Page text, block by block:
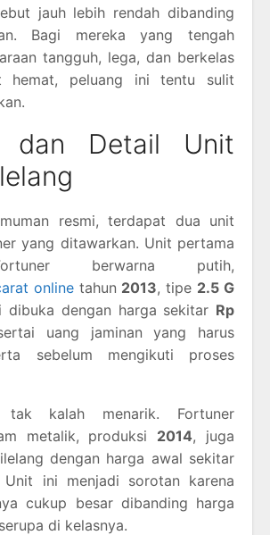
jauh lebih rendah dibanding
Bagi mereka yang tengah
tangguh, lega, dan berkelas
hemat, peluang ini tentu sulit
dan Detail Unit
resmi, terdapat dua unit
yang ditawarkan. Unit pertama
berwarna putih,
onlinetahun 2013, tipe 2.5 G
dibuka dengan harga sekitar Rp
uang jaminan yang harus
sebelum mengikuti proses
kalah menarik. Fortuner
metalik, produksi 2014, juga
dengan harga awal sekitar
Unit ini menjadi sorotan karena
cukup besar dibanding harga
di kelasnya.